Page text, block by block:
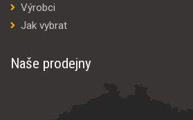
Výrobci
Jak vybrat
Naše prodejny